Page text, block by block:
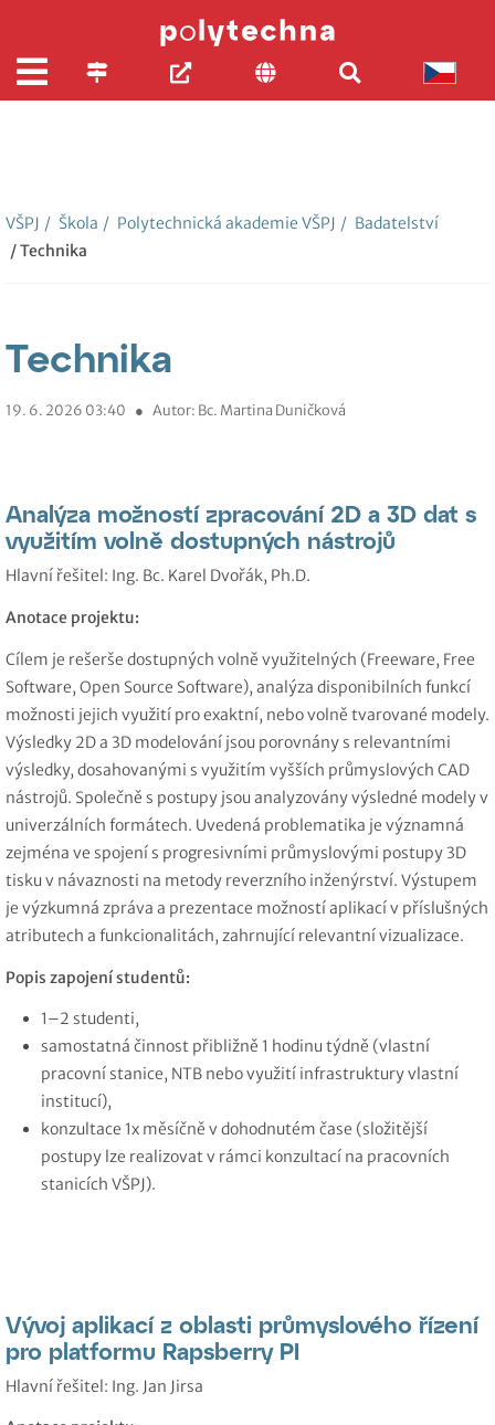
VŠPJ / Škola / Polytechnická akademie VŠPJ / Badatelství
/ Technika
Technika
19. 6. 2026 03:40 ● Autor: Bc. Martina Duničková
Analýza možností zpracování 2D a 3D dat s
využitím volně dostupných nástrojů
Hlavní řešitel: Ing. Bc. Karel Dvořák, Ph.D.
Anotace projektu:
Cílem je rešerše dostupných volně využitelných (Freeware, Free
Software, Open Source Software), analýza disponibilních funkcí
možnosti jejich využití pro exaktní, nebo volně tvarované modely.
Výsledky 2D a 3D modelování jsou porovnány s relevantními
výsledky, dosahovanými s využitím vyšších průmyslových CAD
nástrojů. Společně s postupy jsou analyzovány výsledné modely v
univerzálních formátech. Uvedená problematika je významná
zejména ve spojení s progresivními průmyslovými postupy 3D
tisku v návaznosti na metody reverzního inženýrství. Výstupem
je výzkumná zpráva a prezentace možností aplikací v příslušných
atributech a funkcionalitách, zahrnující relevantní vizualizace.
Popis zapojení studentů:
1–2 studenti,
samostatná činnost přibližně 1 hodinu týdně (vlastní
pracovní stanice, NTB nebo využití infrastruktury vlastní
institucí),
konzultace 1x měsíčně v dohodnutém čase (složitější
postupy lze realizovat v rámci konzultací na pracovních
stanicích VŠPJ).
Vývoj aplikací z oblasti průmyslového řízení
pro platformu Rapsberry PI
Hlavní řešitel: Ing. Jan Jirsa